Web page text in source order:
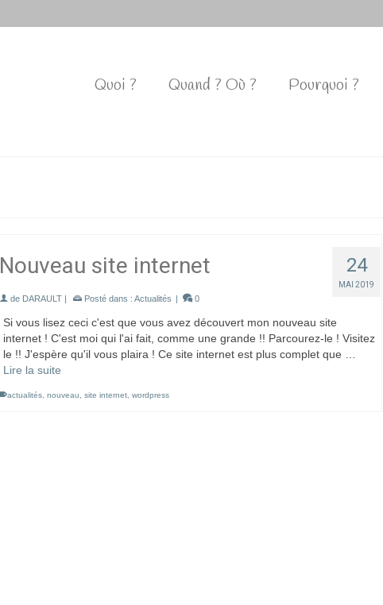
Quoi ? Quand ? Où ? Pourquoi ?
24
MAI 2019
Nouveau site internet
de DARAULT | Posté dans : Actualités | 0
Si vous lisez ceci c'est que vous avez découvert mon nouveau site
internet ! C'est moi qui l'ai fait, comme une grande !! Parcourez-le ! Visitez
le !! J'espère qu'il vous plaira ! Ce site internet est plus complet que …
Lire la suite
actualités, nouveau site internet, wordpress